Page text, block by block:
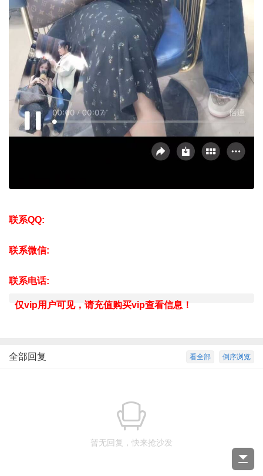
联系QQ:
联系微信:
联系电话:
仅vip用户可见，请充值购买vip查看信息！
倒序浏览
看全部
全部回复
暂无回复，快来抢沙发